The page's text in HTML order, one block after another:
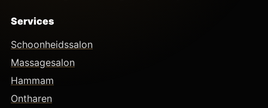
Services
Schoonheidssalon
Massagesalon
Hammam
Ontharen